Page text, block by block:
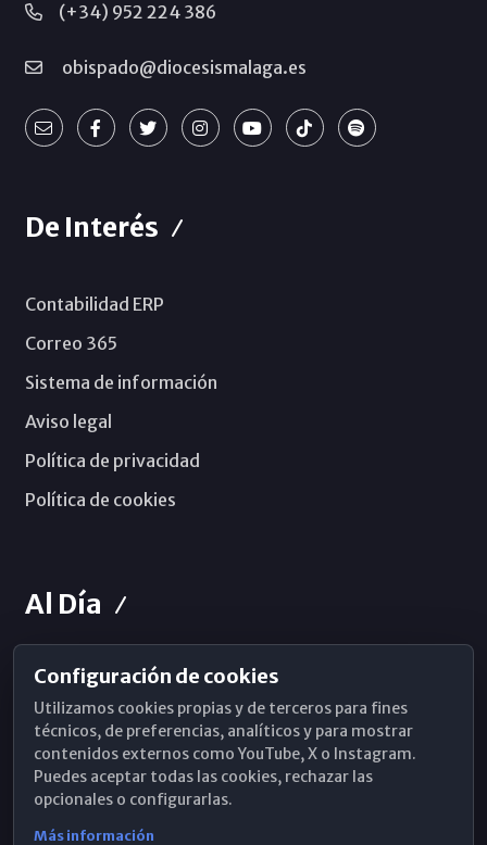
(+34) 952 224 386
obispado@diocesismalaga.es
De Interés
Contabilidad ERP
Correo 365
Sistema de información
Aviso legal
Política de privacidad
Política de cookies
Al Día
Horarios de Misa
Hemeroteca
WhatsApp
Configuración de cookies
Utilizamos cookies propias y de terceros para fines
técnicos, de preferencias, analíticos y para mostrar
contenidos externos como YouTube, X o Instagram.
Puedes aceptar todas las cookies, rechazar las
opcionales o configurarlas.
Más información